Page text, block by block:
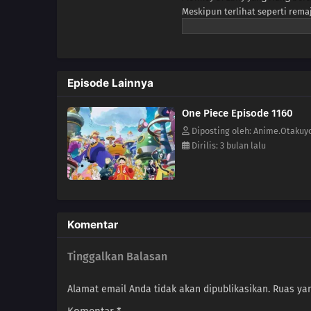
Meskipun terlihat seperti
pertempuran, Luffy adalah
Luffy tidak memiliki kru dan
semangat yang tak
menjadi inspirasi bagi banyak
wajahnya, Luffy
ambisiusnya, bersama-sama
Episode Lainnya
One Piece Episode 1160
Diposting oleh:
Dirilis: 3 bulan lalu
Komentar
Tinggalkan Balasan
Alamat email Anda tidak akan dipublikasikan. Ruas